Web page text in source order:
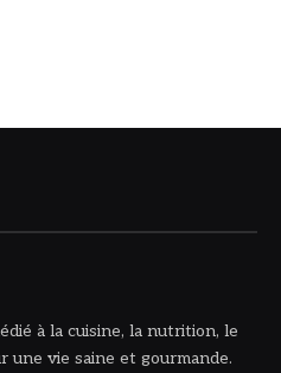
à la cuisine, la nutrition, le
une vie saine et gourmande.